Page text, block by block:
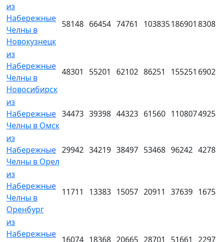
из
Набережные
Челны в
Новокузнецк
58148 66454 74761 103835186901 8308
из
Набережные
Челны в
Новосибирск
48301 55201 62102 86251 155251 6902
из
Набережные
Челны в Омск
34473 39398 44323 61560 1108074925
из
Набережные
Челны в Орел
29942 34219 38497 53468 96242 4278
из
Набережные
Челны в
Оренбург
11711 13383 15057 20911 37639 1675
из
Набережные
16074 18368 20665 28701 51661 2297